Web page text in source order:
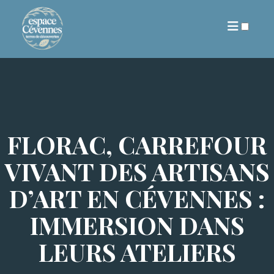
FLORAC, CARREFOUR
VIVANT DES ARTISANS
D’ART EN CÉVENNES :
IMMERSION DANS
LEURS ATELIERS